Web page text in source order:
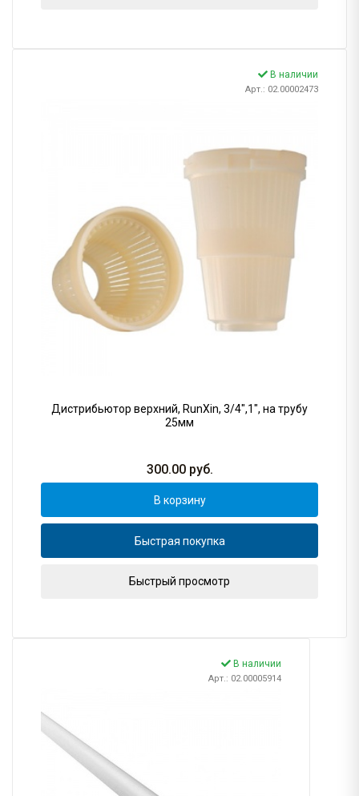
В наличии
Арт.: 02.00002473
Дистрибьютор верхний, RunXin, 3/4",1", на трубу
25мм
300.00руб.
В корзину
Быстрая покупка
Быстрый просмотр
В наличии
Арт.: 02.00005914